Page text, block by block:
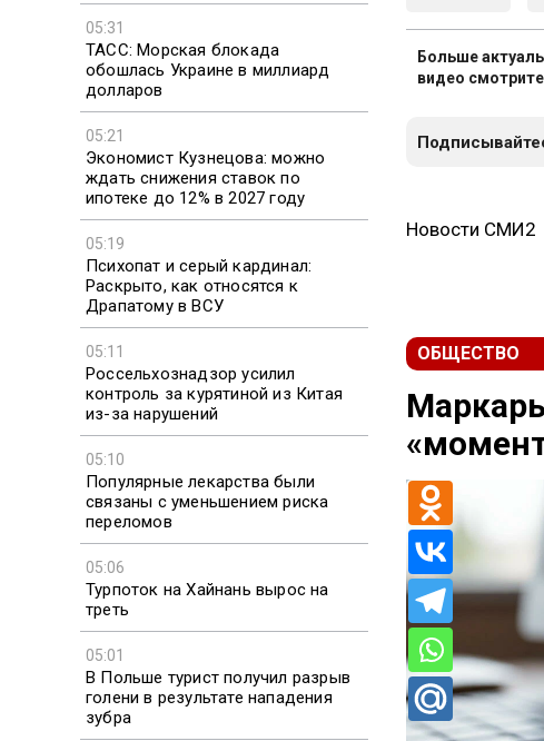
05:31
ТАСС: Морская блокада
обошлась Украине в миллиард
долларов
05:21
Экономист Кузнецова: можно
ждать снижения ставок по
ипотеке до 12% в 2027 году
05:19
Психопат и серый кардинал:
Раскрыто, как относятся к
Драпатому в ВСУ
05:11
Россельхознадзор усилил
контроль за курятиной из Китая
из-за нарушений
05:10
Популярные лекарства были
связаны с уменьшением риска
переломов
05:06
Турпоток на Хайнань вырос на
треть
05:01
В Польше турист получил разрыв
голени в результате нападения
зубра
Больше
видео
Новости СМИ2
ОБЩЕСТВО